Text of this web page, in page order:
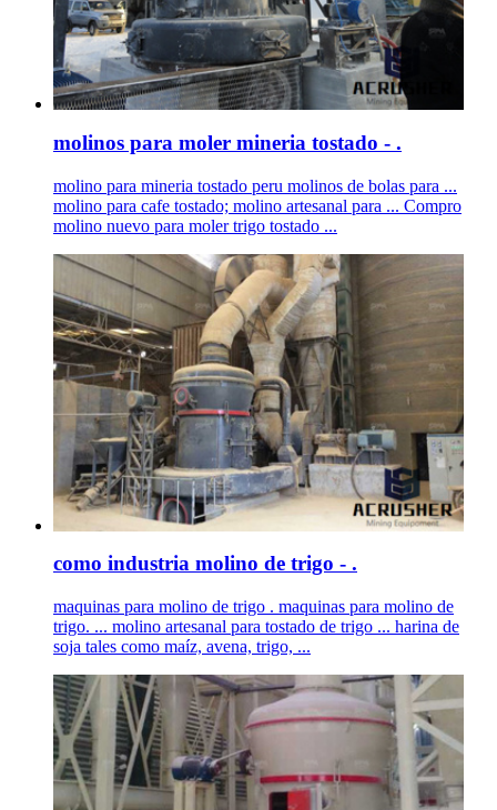
molinos para moler mineria tostado - .
molino para mineria tostado peru molinos de bolas para ...
molino para cafe tostado; molino artesanal para ... Compro
molino nuevo para moler trigo tostado ...
como industria molino de trigo - .
maquinas para molino de trigo . maquinas para molino de
trigo. ... molino artesanal para tostado de trigo ... harina de
soja tales como maíz, avena, trigo, ...